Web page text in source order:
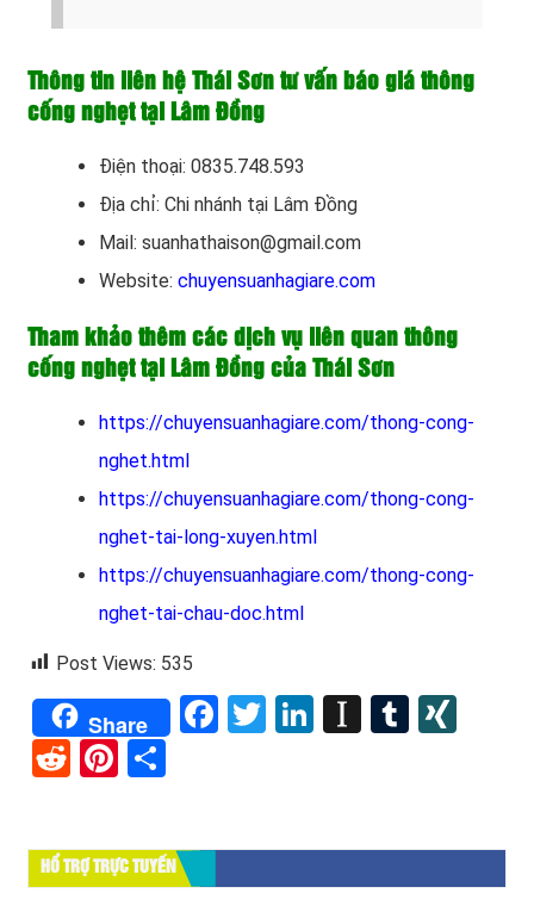
Thông tin liên hệ Thái Sơn tư vấn báo giá thông
cống nghẹt tại Lâm Đồng
Điện thoại: 0835.748.593
Địa chỉ: Chi nhánh tại Lâm Đồng
Mail: suanhathaison@gmail.com
Website: chuyensuanhagiare.com
Tham khảo thêm các dịch vụ liên quan thông
cống nghẹt tại Lâm Đồng của Thái Sơn
https://chuyensuanhagiare.com/thong-cong-
nghet.html
https://chuyensuanhagiare.com/thong-cong-
nghet-tai-long-xuyen.html
https://chuyensuanhagiare.com/thong-cong-
nghet-tai-chau-doc.html
Post Views: 535
Share Facebook
TwitterLinkedInTumblr
RedditPinterest
HỔ TRỢ TRỰC TUYẾN